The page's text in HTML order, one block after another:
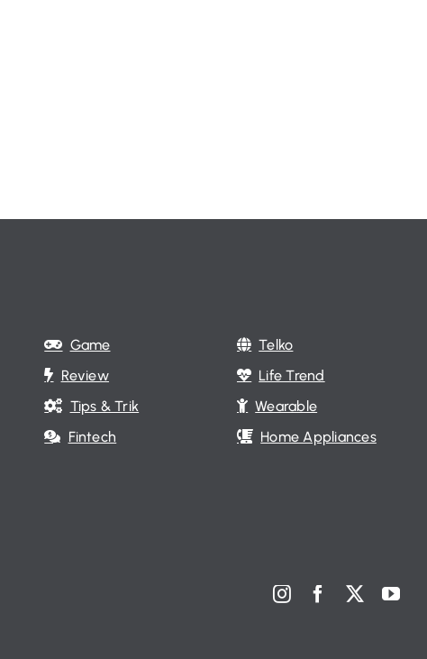
Game
Review
Tips & Trik
Fintech
Telko
Life Trend
Wearable
Home Appliances